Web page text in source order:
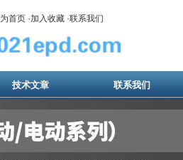
首页 ·加入收藏 ·联系我们
技术文章 联系我们